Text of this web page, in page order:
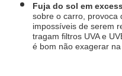
Fuja do sol em
sobre o carro, provoca
impossíveis de serem
tragam filtros UVA e
é bom não exagerar